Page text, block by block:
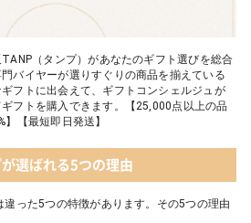
（タンプ）があなたのギフト選びを総合
バイヤーが選りすぐりの商品を揃えている
フトに出会えて、ギフトコンシェルジュが
フトを購入できます。【25,000点以上の品
【最短即日発送】
選ばれる5つの理由
違った5つの特徴があります。その5つの理由